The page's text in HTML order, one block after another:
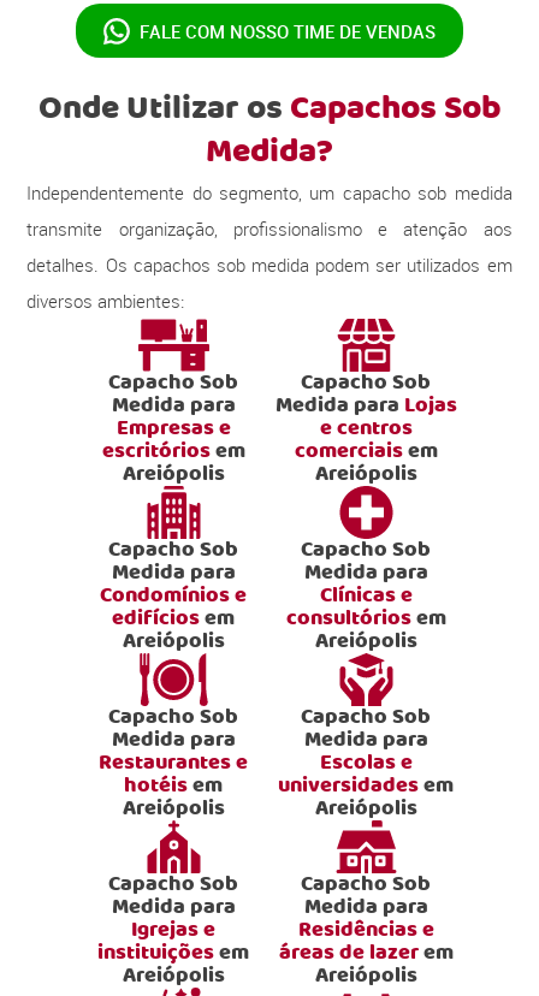
FALE COM NOSSO TIME DE VENDAS
Onde Utilizar osCapachos Sob
Medida?
Independentemente do segmento, um capacho sob medida
transmite organização, profissionalismo e atenção aos
detalhes. Os capachos sob medida podem ser utilizados em
diversos ambientes:
Capacho Sob
Medida para
Empresas e
escritóriosem
Areiópolis
Capacho Sob
Medida para Lojas
e centros
comerciaisem
Areiópolis
Capacho Sob
Medida para
Condomínios e
edifíciosem
Areiópolis
Capacho Sob
Medida para
Clínicas e
consultóriosem
Areiópolis
Capacho Sob
Medida para
Restaurantes e
hotéisem
Areiópolis
Capacho Sob
Medida para
Escolas e
universidadesem
Areiópolis
Capacho Sob
Medida para
Igrejas e
instituiçõesem
Areiópolis
Capacho Sob
Medida para
Residências e
áreas de lazerem
Areiópolis